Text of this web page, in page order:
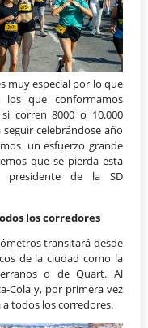
muy especial por lo que
los que conformamos
corren 8000 o 10.000
celebrándose año
un esfuerzo grande
que se pierda esta
presidente de la SD
los corredores
transitará desde
de la ciudad como la
o de Quart. Al
Cola y, por primera vez
todos los corredores.